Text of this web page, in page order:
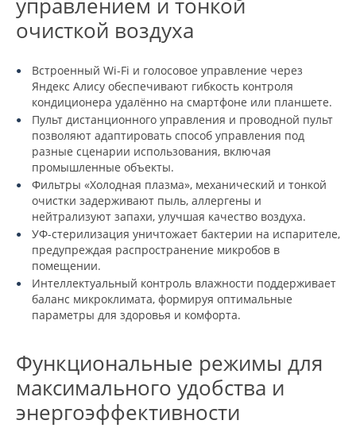
управлением и тонкой
очисткой воздуха
Встроенный Wi-Fi и голосовое управление через
Яндекс Алису обеспечивают гибкость контроля
кондиционера удалённо на смартфоне или планшете.
Пульт дистанционного управления и проводной пульт
позволяют адаптировать способ управления под
разные сценарии использования, включая
промышленные объекты.
Фильтры «Холодная плазма», механический и тонкой
очистки задерживают пыль, аллергены и
нейтрализуют запахи, улучшая качество воздуха.
УФ-стерилизация уничтожает бактерии на испарителе,
предупреждая распространение микробов в
помещении.
Интеллектуальный контроль влажности поддерживает
баланс микроклимата, формируя оптимальные
параметры для здоровья и комфорта.
Функциональные режимы для
максимального удобства и
энергоэффективности